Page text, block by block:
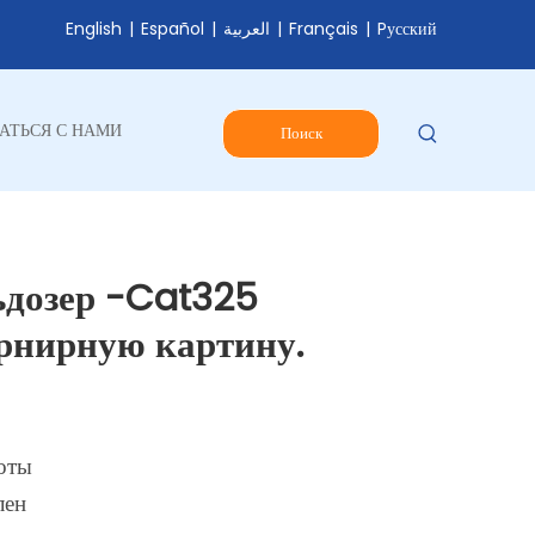
English | Español | العربية | Français | Pусский
С НАМИ Поиск
-Cat325
картину.